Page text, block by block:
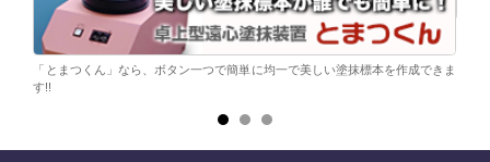
「とまつくん」なら、ボタン一つで簡単に均一で美しい塗抹標本を作成できま
す!!